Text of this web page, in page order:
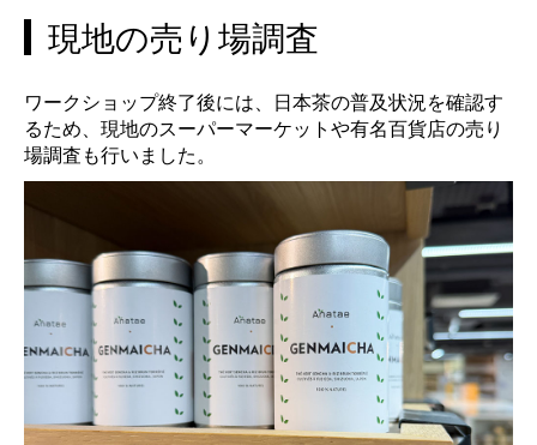
現地の売り場調査
ワークショップ終了後には、日本茶の普及状況を確認す
るため、現地のスーパーマーケットや有名百貨店の売り
場調査も行いました。